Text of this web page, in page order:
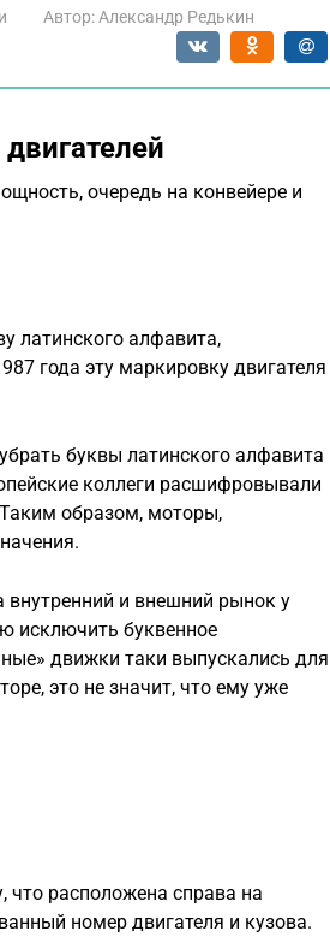
Автор: Александр Редькин
очередь на конвейере и
латинского алфавита,
года эту маркировку двигателя
буквы латинского алфавита
коллеги расшифровывали
образом, моторы,
внутренний и внешний рынок у
исключить буквенное
движки таки выпускались для
это не значит, что ему уже
что расположена справа на
номер двигателя и кузова.